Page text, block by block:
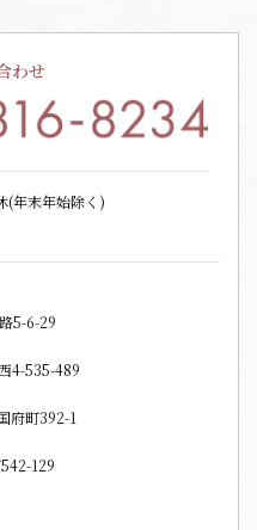
わせ
(年末年始除く)
5-6-29
4-535-489
府町392-1
129